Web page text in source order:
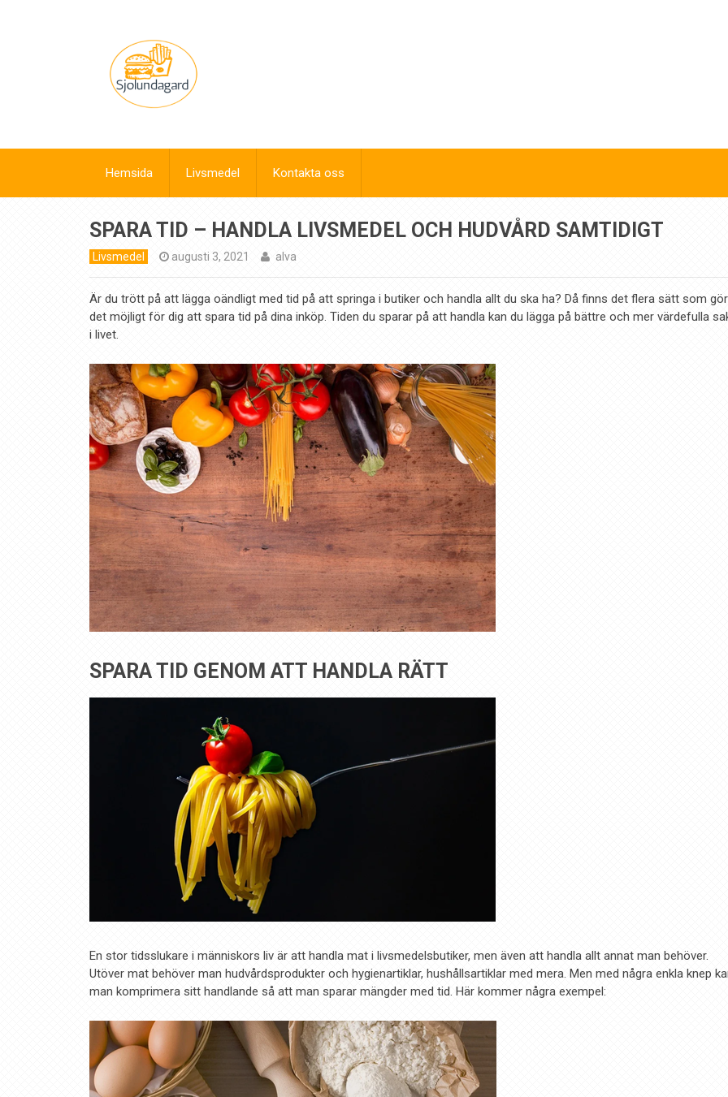
Hemsida Livsmedel Kontakta oss
SPARA TID – HANDLA LIVSMEDEL OCH HUDVÅRD SAMTIDIGT
Livsmedel augusti 3, 2021 alva
Är du trött på att lägga oändligt med tid på att springa i butiker och handla allt du ska ha? Då finns det flera sätt som gör
det möjligt för dig att spara tid på dina inköp. Tiden du sparar på att handla kan du lägga på bättre och mer värdefulla
i livet.
SPARA TID GENOM ATT HANDLA RÄTT
En stor tidsslukare i människors liv är att handla mat i livsmedelsbutiker, men även att handla allt annat man behöver.
Utöver mat behöver man hudvårdsprodukter och hygienartiklar, hushållsartiklar med mera. Men med några enkla knep
man komprimera sitt handlande så att man sparar mängder med tid. Här kommer några exempel: